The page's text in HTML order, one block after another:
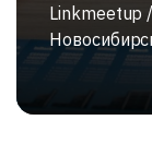
Linkmeetup